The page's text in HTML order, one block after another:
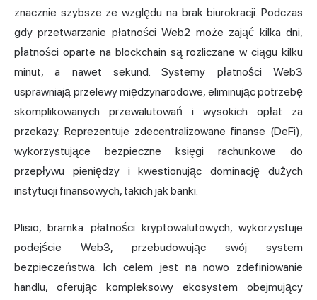
znacznie szybsze ze względu na brak biurokracji. Podczas
gdy przetwarzanie płatności Web2 może zająć kilka dni,
płatności oparte na blockchain są rozliczane w ciągu kilku
minut, a nawet sekund. Systemy płatności Web3
usprawniają przelewy międzynarodowe, eliminując potrzebę
skomplikowanych przewalutowań i wysokich opłat za
przekazy. Reprezentuje zdecentralizowane finanse (DeFi),
wykorzystujące bezpieczne księgi rachunkowe do
przepływu pieniędzy i kwestionując dominację dużych
instytucji finansowych, takich jak banki.
Plisio, bramka płatności kryptowalutowych, wykorzystuje
podejście Web3, przebudowując swój system
bezpieczeństwa. Ich celem jest na nowo zdefiniowanie
handlu, oferując kompleksowy ekosystem obejmujący